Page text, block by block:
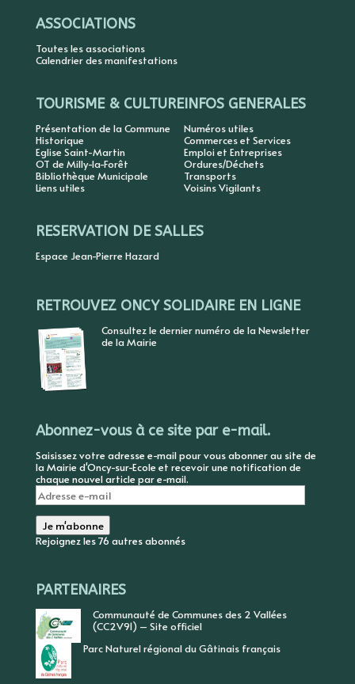
ASSOCIATIONS
Toutes les associations
Calendrier des manifestations
TOURISME & CULTURE
Présentation de la Commune
Historique
Eglise Saint-Martin
OT de Milly-la-Forêt
Bibliothèque Municipale
Liens utiles
INFOS GENERALES
Numéros utiles
Commerces et Services
Emploi et Entreprises
Ordures/Déchets
Transports
Voisins Vigilants
RESERVATION DE SALLES
Espace Jean-Pierre Hazard
RETROUVEZ ONCY SOLIDAIRE EN LIGNE
Consultez le dernier numéro de la Newsletter
de la Mairie
Abonnez-vous à ce site par e-mail.
Saisissez votre adresse e-mail pour vous abonner au site de
la Mairie d'Oncy-sur-Ecole et recevoir une notification de
chaque nouvel article par e-mail.
Adresse
e-
mail
Je m'abonne
Rejoignez les 76 autres abonnés
PARTENAIRES
Communauté de Communes des 2 Vallées
(CC2V91) – Site officiel
Parc Naturel régional du Gâtinais français